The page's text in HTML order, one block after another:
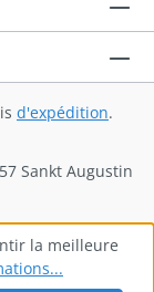
d'expédition.
Sankt Augustin
la meilleure